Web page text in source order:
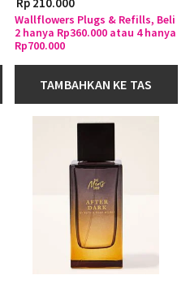
Wallflowers Plugs & Refills, Beli
2 hanya Rp360.000 atau 4 hanya
Rp700.000
TAMBAHKAN KE TAS